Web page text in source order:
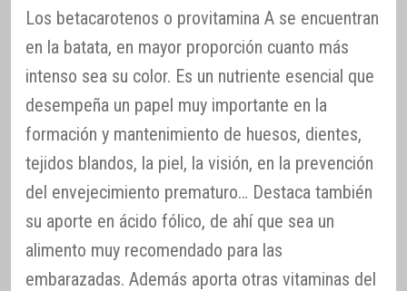
Los betacarotenos o provitamina A se encuentran
en la batata, en mayor proporción cuanto más
intenso sea su color. Es un nutriente esencial que
desempeña un papel muy importante en la
formación y mantenimiento de huesos, dientes,
tejidos blandos, la piel, la visión, en la prevención
del envejecimiento prematuro… Destaca también
su aporte en ácido fólico, de ahí que sea un
alimento muy recomendado para las
embarazadas. Además aporta otras vitaminas del